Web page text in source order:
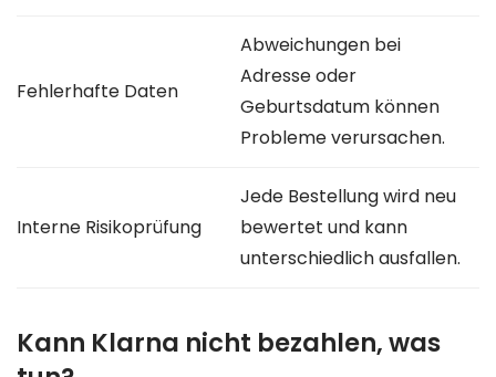
Fehlerhafte Daten
Abweichungen bei
Adresse oder
Geburtsdatum können
Probleme verursachen.
Interne Risikoprüfung
Jede Bestellung wird neu
bewertet und kann
unterschiedlich ausfallen.
Kann Klarna nicht bezahlen, was